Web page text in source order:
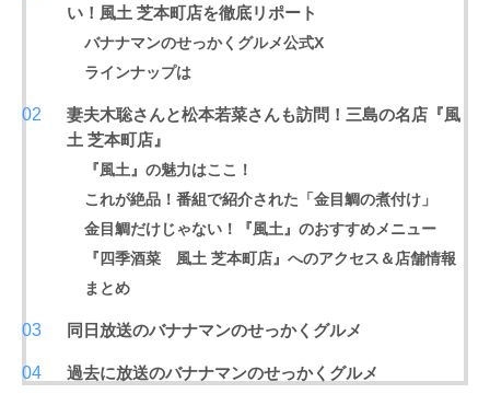
い！風土 芝本町店を徹底リポート
バナナマンのせっかくグルメ公式X
ラインナップは
妻夫木聡さんと松本若菜さんも訪問！三島の名店『風
土 芝本町店』
『風土』の魅力はここ！
これが絶品！番組で紹介された「金目鯛の煮付け」
金目鯛だけじゃない！『風土』のおすすめメニュー
『四季酒菜
風土 芝本町店』へのアクセス＆店舗情報
まとめ
同日放送のバナナマンのせっかくグルメ
過去に放送のバナナマンのせっかくグルメ